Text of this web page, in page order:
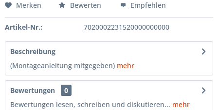
Merken Bewerten Empfehlen
Artikel-Nr.: 7020002231520000000000
Beschreibung
(Montageanleitung mitgegeben) mehr
Bewertungen
0
Bewertungen lesen, schreiben und diskutieren... mehr